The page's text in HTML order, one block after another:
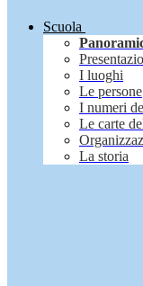
Scuola
I luoghi
Le persone
I numeri
Le carte
La storia